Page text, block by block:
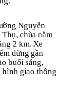
Nguyễn
chùa nằm
2 km. Xe
dừng gần
buổi sáng,
hình giao thông